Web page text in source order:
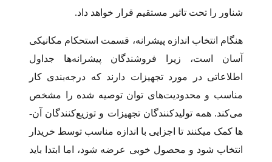
شناور را تحت تاثیر مستقیم قرار خواهد داد.
هنگام انتخاب اندازه پیشرانه، قسمت استحکام مکانیکی
آسان است، زیرا فروشندگان پیشرانه­‌ها جداول
اطلاعاتی در مورد تجهیزات دارند که درجه‌­بندی کار
مناسب و محدودیت­‌های توان توصیه شده را مشخص
می‌­کند. همه تولیدکنندگان تجهیزات و توزیع‌­کنندگان آن‌­
ها کمک می­کنند تا اجزایی با اندازه مناسب توسط خریدار
انتخاب شود و محصول خوبی عرضه شود، اما ابتدا باید